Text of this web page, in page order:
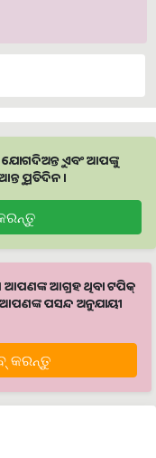
ଯୋଗଦିଅନ୍ତୁ ଏବଂ ଆପଙ୍କୁ
ପ୍ରତିଦିନ ।
ଆଗ୍ରହ ଥିବା ଟପିକ୍‌
ପସନ୍ଦ ଅନୁଯାୟୀ
କରନ୍ତୁ